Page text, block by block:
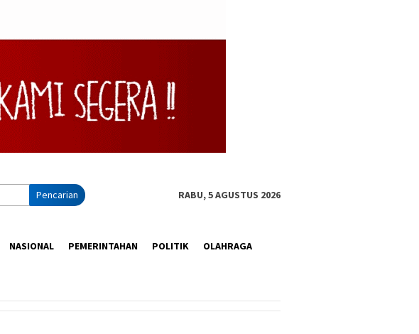
Pencarian RABU, 5 AGUSTUS 2026
NASIONAL PEMERINTAHAN POLITIK OLAHRAGA